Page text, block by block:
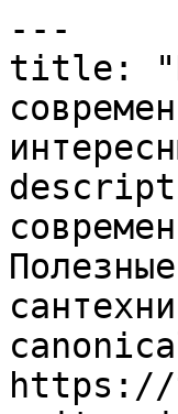
---
title:
https://